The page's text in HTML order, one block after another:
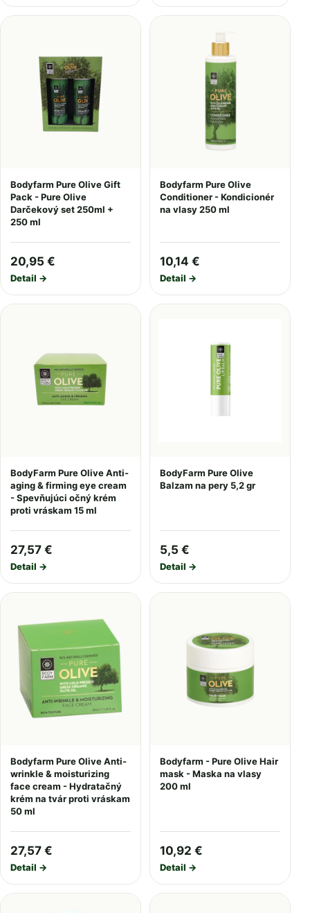
Bodyfarm Pure Olive Gift
Pack - Pure Olive
Darčekový set 250ml +
250 ml
20,95 €
Detail →
Bodyfarm Pure Olive
Conditioner - Kondicionér
na vlasy 250 ml
10,14 €
Detail →
BodyFarm Pure Olive Anti-
aging & firming eye cream
- Spevňujúci očný krém
proti vráskam 15 ml
27,57 €
Detail →
BodyFarm Pure Olive
Balzam na pery 5,2 gr
5,5 €
Detail →
Bodyfarm Pure Olive Anti-
wrinkle & moisturizing
face cream - Hydratačný
krém na tvár proti vráskam
50 ml
27,57 €
Detail →
Bodyfarm - Pure Olive Hair
mask - Maska na vlasy
200 ml
10,92 €
Detail →